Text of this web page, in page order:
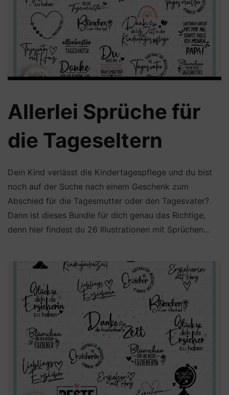
Allerlei Sprüche für
die Tageseltern
Dein Kind verlässt die Kindertagespflege und du bist
noch auf der Suche nach einem Geschenk zum
Abschied für die Tagesmutter oder den Tagesvater?
Dann ist dieses Bundle für dich genau das Richtige,
denn hier findest du 26 Illustrationen mit Sprüchen…